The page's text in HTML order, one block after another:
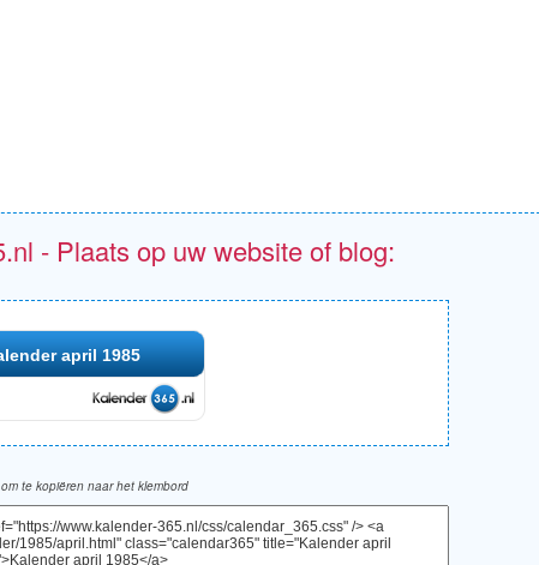
- Plaats op uw website of blog:
april 1985
te kopiëren naar het klembord